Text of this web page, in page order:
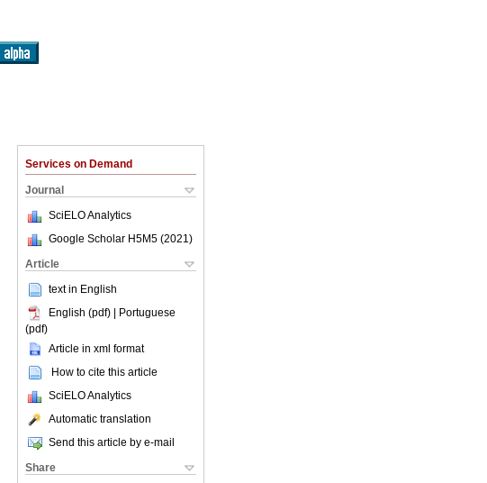
Services on Demand
Journal
SciELO Analytics
Google Scholar H5M5 (2021 )
Article
text in English
English (pdf) | Portuguese
(pdf)
Article in xml format
How to cite this article
SciELO Analytics
Automatic translation
Send this article by e-mail
Share